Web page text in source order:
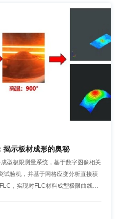
揭示板材成形的奥秘
型极限测量系统，基于数字图像相关
试验机，并基于网格应变分析直接获
，实现对FLC材料成型极限曲线的